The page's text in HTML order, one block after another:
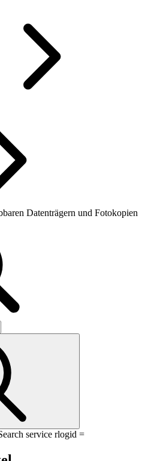
Datenträgern und Fotokopien
service rlogid =